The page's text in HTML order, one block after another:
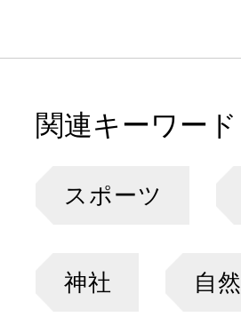
関連キーワード
スポーツ
神社 自然